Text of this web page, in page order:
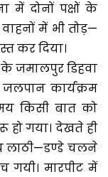
में दोनों पक्षों के
में भी तोड़—
कर दिया।
के जमालपुर डिहवा
कार्यक्रम
किसी बात को
हो गया। देखते ही
लाठी—डण्डे चलने
मारपीट में